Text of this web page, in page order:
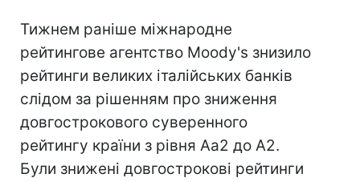
Тижнем раніше міжнародне
рейтингове агентство Moody's знизило
рейтинги великих італійських банків
слідом за рішенням про зниження
довгострокового суверенного
рейтингу країни з рівня Аа2 до А2.
Були знижені довгострокові рейтинги